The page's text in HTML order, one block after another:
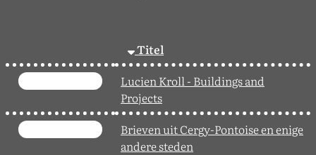
Titel
Lucien Kroll - Buildings and
Projects
Brieven uit Cergy-Pontoise en enige
andere steden